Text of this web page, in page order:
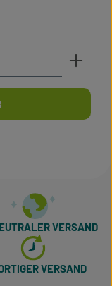
Wert ein
VERSAND
VERSAND